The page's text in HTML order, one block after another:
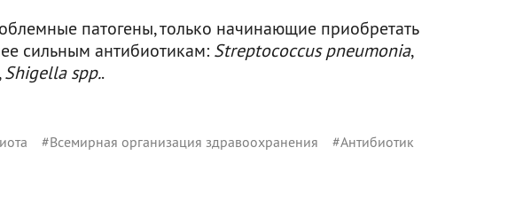
патогены, только начинающие приобретать
сильным антибиотикам: Streptococcus pneumonia,
Shigella spp..
#Всемирная организация здравоохранения #Антибиотик